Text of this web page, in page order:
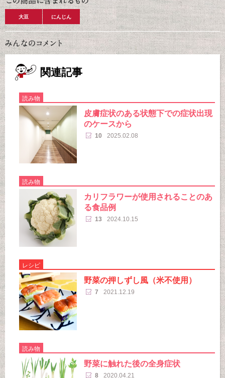
大豆 にんじん
関連記事
読み物
皮膚症状のある状態下での症状出現
のケースから
10 2025.02.08
読み物
カリフラワーが使用されることのあ
る食品例
13 2024.10.15
レシピ
野菜の押しずし風（米不使用）
7 2021.12.19
読み物
野菜に触れた後の全身症状
8 2020.04.21